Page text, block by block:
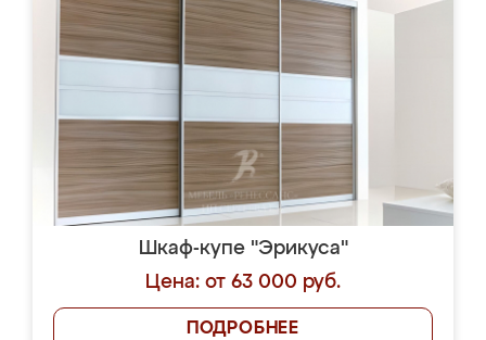
Шкаф-купе "Эрикуса"
Цена: от 63 000 руб.
ПОДРОБНЕЕ